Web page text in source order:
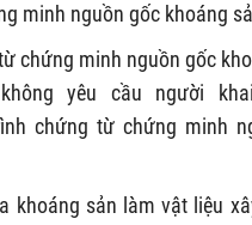
minh nguồn gốc khoáng
chứng minh nguồn gốc
yêu cầu người
chứng từ chứng minh
khoáng sản làm vật liệu